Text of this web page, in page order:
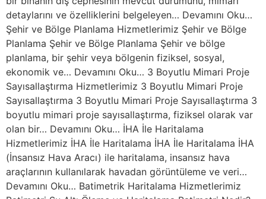
detaylarını ve özelliklerini belgeleyen… Devamını Oku…
Şehir ve Bölge Planlama Hizmetlerimiz Şehir ve Bölge
Planlama Şehir ve Bölge Planlama Şehir ve bölge
planlama, bir şehir veya bölgenin fiziksel, sosyal,
ekonomik ve… Devamını Oku… 3 Boyutlu Mimari Proje
Sayısallaştırma Hizmetlerimiz 3 Boyutlu Mimari Proje
Sayısallaştırma 3 Boyutlu Mimari Proje Sayısallaştırma 3
boyutlu mimari proje sayısallaştırma, fiziksel olarak var
olan bir… Devamını Oku… İHA İle Haritalama
Hizmetlerimiz İHA İle Haritalama İHA İle Haritalama İHA
(İnsansız Hava Aracı) ile haritalama, insansız hava
araçlarının kullanılarak havadan görüntüleme ve veri…
Devamını Oku… Batimetrik Haritalama Hizmetlerimiz